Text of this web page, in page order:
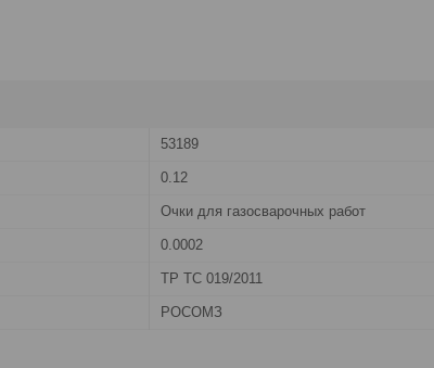
53189
0.12
Очки для газосварочных работ
0.0002
ТР ТС 019/2011
РОСОМЗ